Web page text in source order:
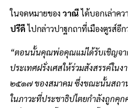
ในจดหมายของวาณีได้บอกเล่าค
ปรีดีไปกล่าวปาฐกถาที่เมืองตูรส์อีก
“ตอนนั้นคุณพ่อคุณแม่ได้รับเชิญจา
ประเทศฝรั่งเศสให้ร่วมสังสรรค์ใน
๒๕๑๗ ของสมาคม ซึ่งขณะนั้นสถา
ในภาวะที่ประชาธิปไตยกำลังถูกคุ